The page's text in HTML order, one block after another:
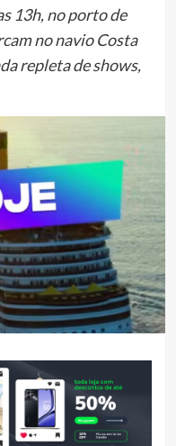
13h, no porto de
no navio Costa
repleta de shows,